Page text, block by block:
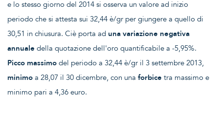
e lo stesso giorno del 2014 si osserva un valore ad inizio
periodo che si attesta sui 32,44 è/gr per giungere a quello di
30,51 in chiusura. Ciè porta ad una variazione negativa
annuale della quotazione dell'oro quantificabile a -5,95%.
Picco massimo del periodo a 32,44 è/gr il 3 settembre 2013,
minimo a 28,07 il 30 dicembre, con una forbice tra massimo e
minimo pari a 4,36 euro.